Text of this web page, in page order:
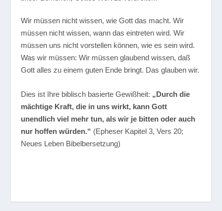
Wir müssen nicht wissen, wie Gott das macht. Wir
müssen nicht wissen, wann das eintreten wird. Wir
müssen uns nicht vorstellen können, wie es sein wird.
Was wir müssen: Wir müssen glaubend wissen, daß
Gott alles zu einem guten Ende bringt. Das glauben wir.
Dies ist Ihre biblisch basierte Gewißheit: „Durch die
mächtige Kraft, die in uns wirkt, kann Gott
unendlich viel mehr tun, als wir je bitten oder auch
nur hoffen würden.“ (Epheser Kapitel 3, Vers 20;
Neues Leben Bibelbersetzung)